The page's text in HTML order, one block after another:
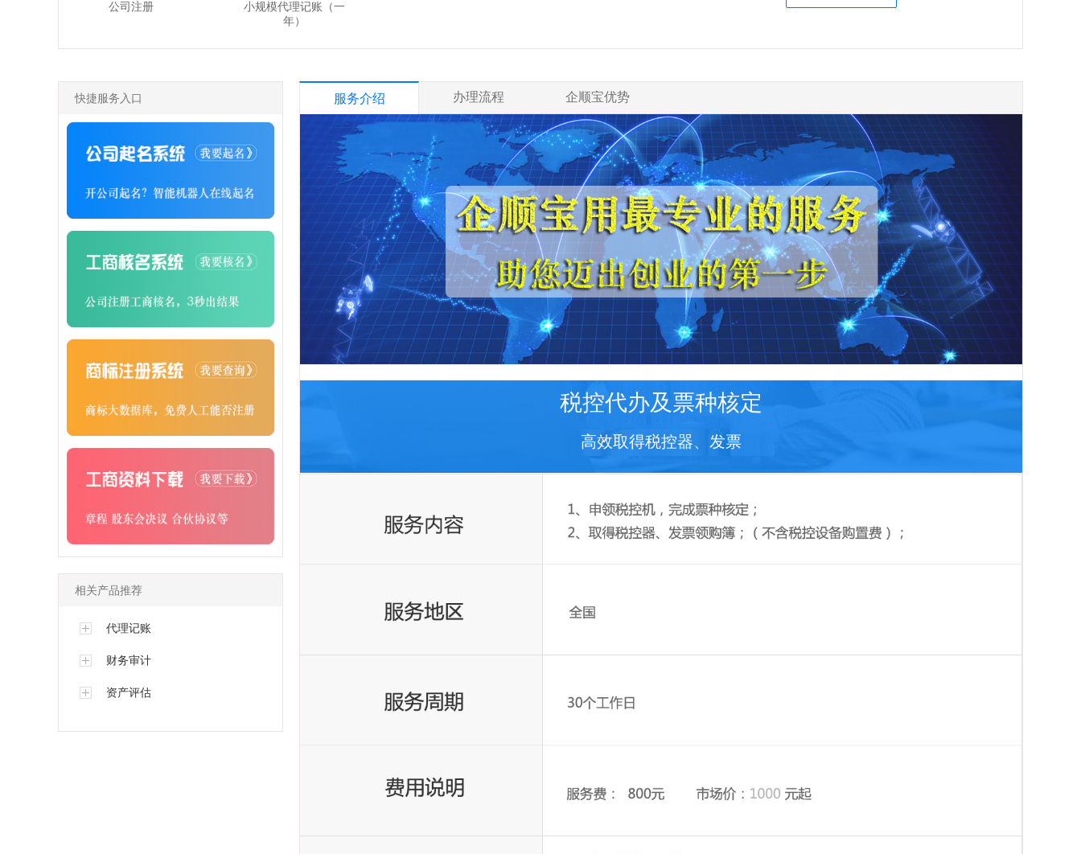
公司注册
小规模代理记账（一
年）
快捷服务入口
相关产品推荐
代理记账
财务审计
资产评估
服务介绍 办理流程 企顺宝优势
税控代办及票种核定
高效取得税控器、发票